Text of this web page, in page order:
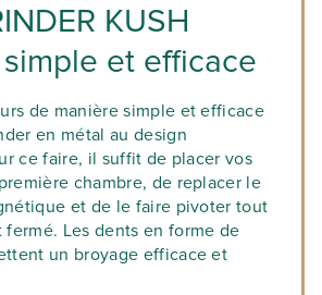
KUSH
simple et efficace
de manière simple et efficace
en métal au design
ce faire, il suffit de placer vos
chambre, de replacer le
et de le faire pivoter tout
Les dents en forme de
un broyage efficace et